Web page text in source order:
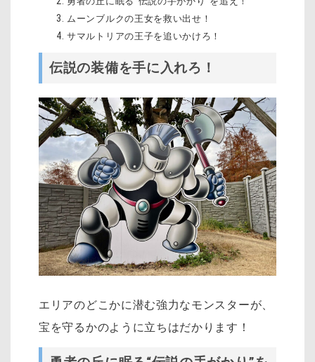
ムーンブルクの王女を救い出せ！
サマルトリアの王子を追いかけろ！
伝説の装備を手に入れろ！
エリアのどこかに潜む強力なモンスターが、
宝を守るかのように立ちはだかります！